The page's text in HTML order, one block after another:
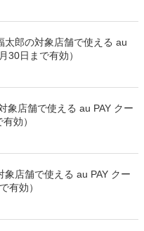
太郎の対象店舗で使える au
30日まで有効）
象店舗で使える au PAY クー
効）
店舗で使える au PAY クー
有効）